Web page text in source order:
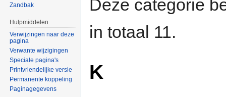
Deze categorie
in totaal 11.
K
Zandbak
Hulpmiddelen
Verwijzingen naar deze
pagina
Verwante wijzigingen
Speciale pagina's
Printvriendelijke versie
Permanente koppeling
Paginagegevens